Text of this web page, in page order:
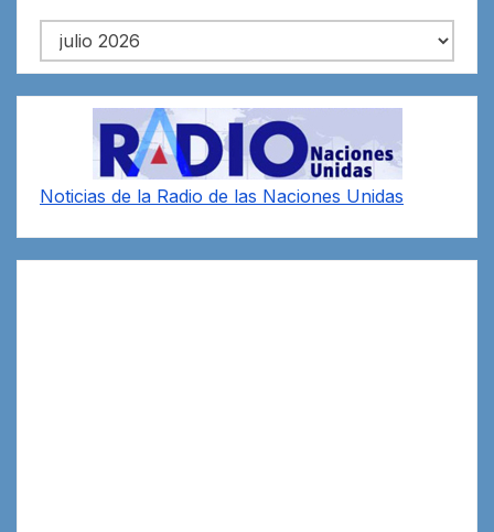
Archivos
Noticias de la Radio de las Naciones Unidas